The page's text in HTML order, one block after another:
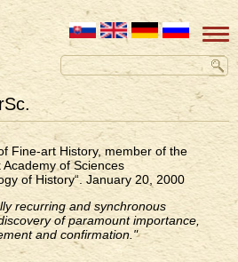
Fine-art History, member of the
of Sciences
of History“. January 20, 2000
recurring and synchronous
of paramount importance,
and confirmation."